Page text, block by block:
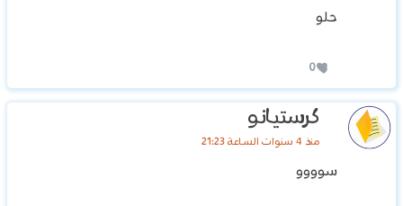
حلو
0
كرستيانو
منذ 4 سنوات الساعة 21:23
سوووو